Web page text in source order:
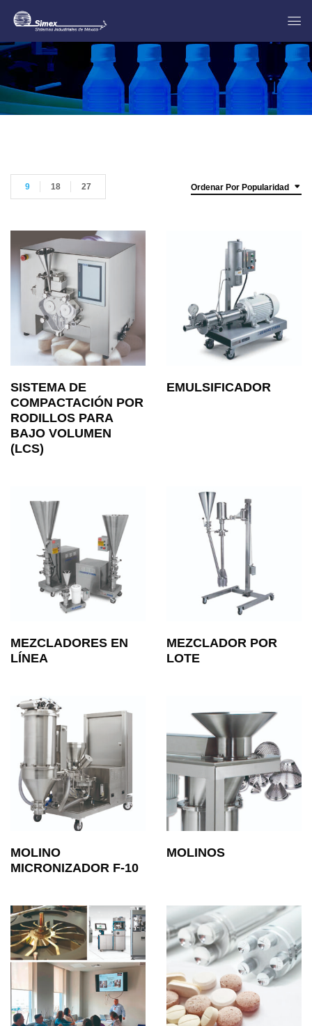
Ordenar Por Popularidad
9 18 27
SISTEMA DE
COMPACTACIÓN POR
RODILLOS PARA
BAJO VOLUMEN
(LCS)
EMULSIFICADOR
MEZCLADORES EN
LÍNEA
MEZCLADOR POR
LOTE
MOLINO
MICRONIZADOR F-10
MOLINOS